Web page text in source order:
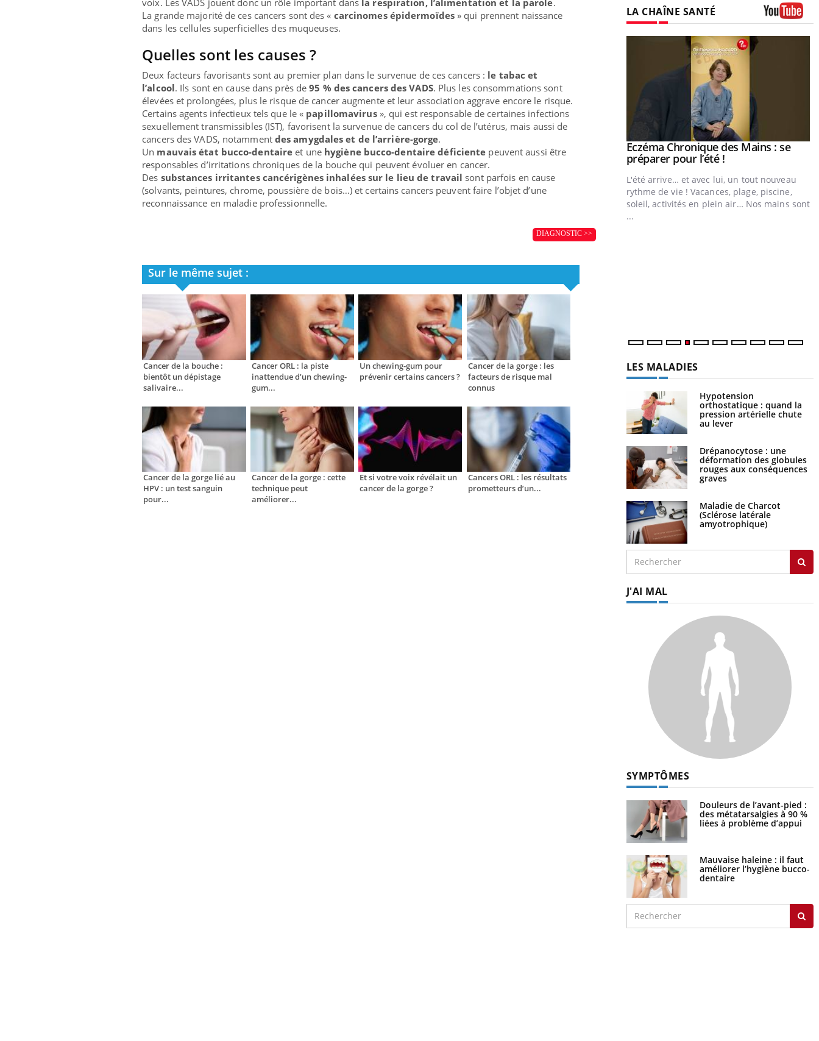
voix. Les VADS jouent donc un rôle important dans la respiration, l’alimentation et la parole.
La grande majorité de ces cancers sont des « carcinomes épidermoïdes» qui prennent naissance
dans les cellules superficielles des muqueuses.
Quelles sont les causes ?
Deux facteurs favorisants sont au premier plan dans le survenue de ces cancers : le tabac et
l’alcool. Ils sont en cause dans près de95 % des cancers des VADS. Plus les consommations sont
élevées et prolongées, plus le risque de cancer augmente et leur association aggrave encore le risque.
Certains agents infectieux tels que le « papillomavirus », qui est responsable de certaines infections
sexuellement transmissibles (IST), favorisent la survenue de cancers du col de l’utérus, mais aussi de
cancers des VADS, notamment des amygdales et de l’arrière-gorge.
Un mauvais état bucco-dentaire et une hygiène bucco-dentaire déficiente peuvent aussi être
responsables d’irritations chroniques de la bouche qui peuvent évoluer en cancer.
Des substances irritantes cancérigènes inhalées sur le lieu de travail sont parfois en cause
(solvants, peintures, chrome, poussière de bois…) et certains cancers peuvent faire l’objet d’une
reconnaissance en maladie professionnelle.
DIAGNOSTIC >>
Sur le même sujet :
Cancer de la bouche :
bientôt un dépistage
salivaire...
Cancer ORL : la piste
inattendue d’un chewing-
gum...
Un chewing-gum pour
prévenir certains cancers ?
Cancer de la gorge : les
facteurs de risque mal
connus
Cancer de la gorge lié au
HPV : un test sanguin
pour...
Cancer de la gorge : cette
technique peut
améliorer...
Et si votre voix révélait un
cancer de la gorge ?
Cancers ORL : les résultats
prometteurs d’un...
LA CHAÎNE SANTÉ
Eczéma Chronique des Mains :
expliquer ma maladieYoutube
Il y a des sujets qui sont faciles à aborder...
d'autres non ! D'un côté, poser des questions
sur la maladie d'un proche c'est montrer ...
Youtube
Carence en fer : comprendre pour
prévenirYoutube
Fatigue, irritabilité, brouillard mental ou
même alopécie… Les symptômes de la
carence en fer sont multiples ce qui la rend
Youtube
Insuline & Charge mentale : et si on
osait en parler??Youtube
En 2026, l'insuline dans le diabète de type 2
reste entourée d'idées reçues chez les
Youtube
Eczéma Chronique des Mains : se
préparer pour l’été !Youtube
L'été arrive… et avec lui, un tout nouveau
rythme de vie ! Vacances, plage, piscine,
soleil, activités en plein air… Nos mains sont
...
LES MALADIES
Hypotension
orthostatique : quand la
pression artérielle chute
au lever
Drépanocytose : une
déformation des globules
rouges aux conséquences
graves
Maladie de Charcot
(Sclérose latérale
amyotrophique)
J'AI MAL
SYMPTÔMES
Douleurs de l’avant-pied :
des métatarsalgies à 90 %
liées à problème d’appui
Mauvaise haleine : il faut
améliorer l’hygiène bucco-
dentaire